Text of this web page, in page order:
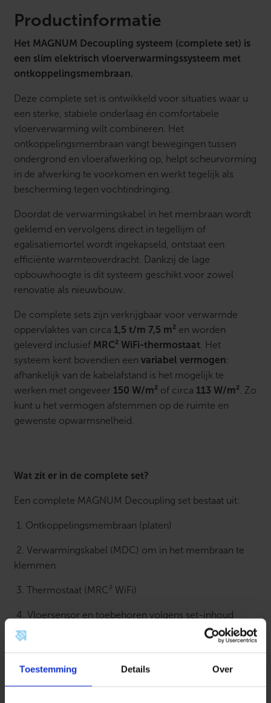
Toestemming Details Over
m
z
w
r
a
n
t
l
Productinformatie
Het MAGNUM Decoupling systeem (complete set) is
een slim elektrisch vloerverwarmingssysteem met
ontkoppelingsmembraan.
Deze complete set is ontwikkeld voor situaties waar u
een sterke, stabiele onderlaag én comfortabele
vloerverwarming wilt combineren. Het
ontkoppelingsmembraan vangt bewegingen tussen
ondergrond en vloerafwerking op, helpt scheurvorming
in de afwerking te voorkomen en werkt tegelijk als
bescherming tegen vochtindringing.
Doordat de verwarmingskabel in het membraan wordt
geklemd en vervolgens direct in tegellijm of
egalisatiemortel wordt ingekapseld, ontstaat een
efficiënte warmteoverdracht. Dankzij de lage
opbouwhoogte is dit systeem geschikt voor zowel
renovatie als nieuwbouw.
De complete sets zijn verkrijgbaar voor verwarmde
oppervlaktes van circa 1,5 t/m 7,5 m² en worden
geleverd inclusief MRC² WiFi-thermostaat . Het
systeem kent bovendien een variabel vermogen:
afhankelijk van de kabelafstand is het mogelijk te
werken met ongeveer 150 W/m² of circa 113 W/m² . Zo
kunt u het vermogen afstemmen op de ruimte en
gewenste opwarmsnelheid.
Wat zit er in de complete set?
Een complete MAGNUM Decoupling set bestaat uit:
1. Ontkoppelingsmembraan (platen)
2. Verwarmingskabel (MDC) om in het membraan te
klemmen
3. Thermostaat (MRC² WiFi)
4. Vloersensor en toebehoren volgens set-inhoud
5. Installatievoorschriften